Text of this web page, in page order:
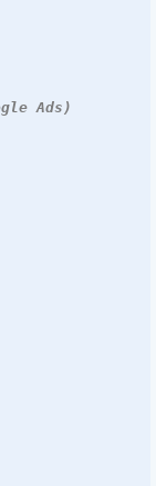
Ads)